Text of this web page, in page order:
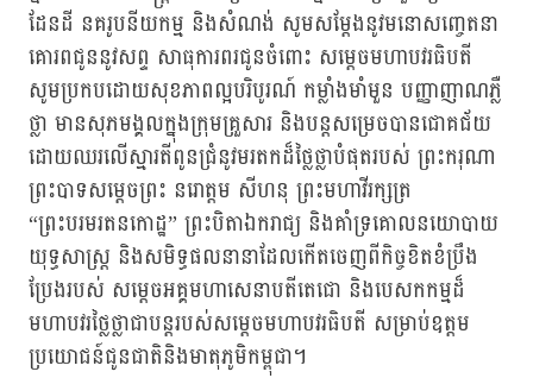
ដែនដី នគរូបនីយកម្ម និងសំណង់ សូមសម្ដែងនូវមនោសញ្ចេតនា
គោរពជូននូវសព្ទ សាធុការពរជូនចំពោះ សម្តេចមហាបវរធិបតី
សូមប្រកបដោយសុខភាពល្អបរិបូរណ៍ កម្លាំងមាំមួន បញ្ញាញាណភ្លឺ
ថ្លា មានសុភមង្គលក្នុងក្រុមគ្រួសារ និងបន្តសម្រេចបានជោគជ័យ
ដោយឈរលើស្មារតីពូនជ្រំនូវមរតកដ៏ថ្លៃថ្លាបំផុតរបស់ ព្រះករុណា
ព្រះបាទសម្តេចព្រះ នរោត្តម សីហនុ ព្រះមហាវីរក្សត្រ
“ព្រះបរមរតនកោដ្ឋ” ព្រះបិតាឯករាជ្យ និងគាំទ្រគោលនយោបាយ
យុទ្ធសាស្ត្រ និងសមិទ្ធផលនានាដែលកើតចេញពីកិច្ចខិតខំប្រឹង
ប្រែងរបស់ សម្តេចអគ្គមហាសេនាបតីតេជោ និងបេសកកម្មដ៏
មហាបវរថ្លៃថ្លាជាបន្តរបស់សម្តេចមហាបវរធិបតី សម្រាប់ឧត្តម
ប្រយោជន៍ជូនជាតិនិងមាតុភូមិកម្ពុជា។